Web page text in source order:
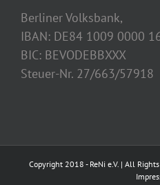
Berliner Volksbank,
IBAN: DE84 1009 0000
BIC: BEVODEBBXXX
Steuer-Nr. 27/663/57918
Copyright 2018 - ReNi e.V. | All Rights